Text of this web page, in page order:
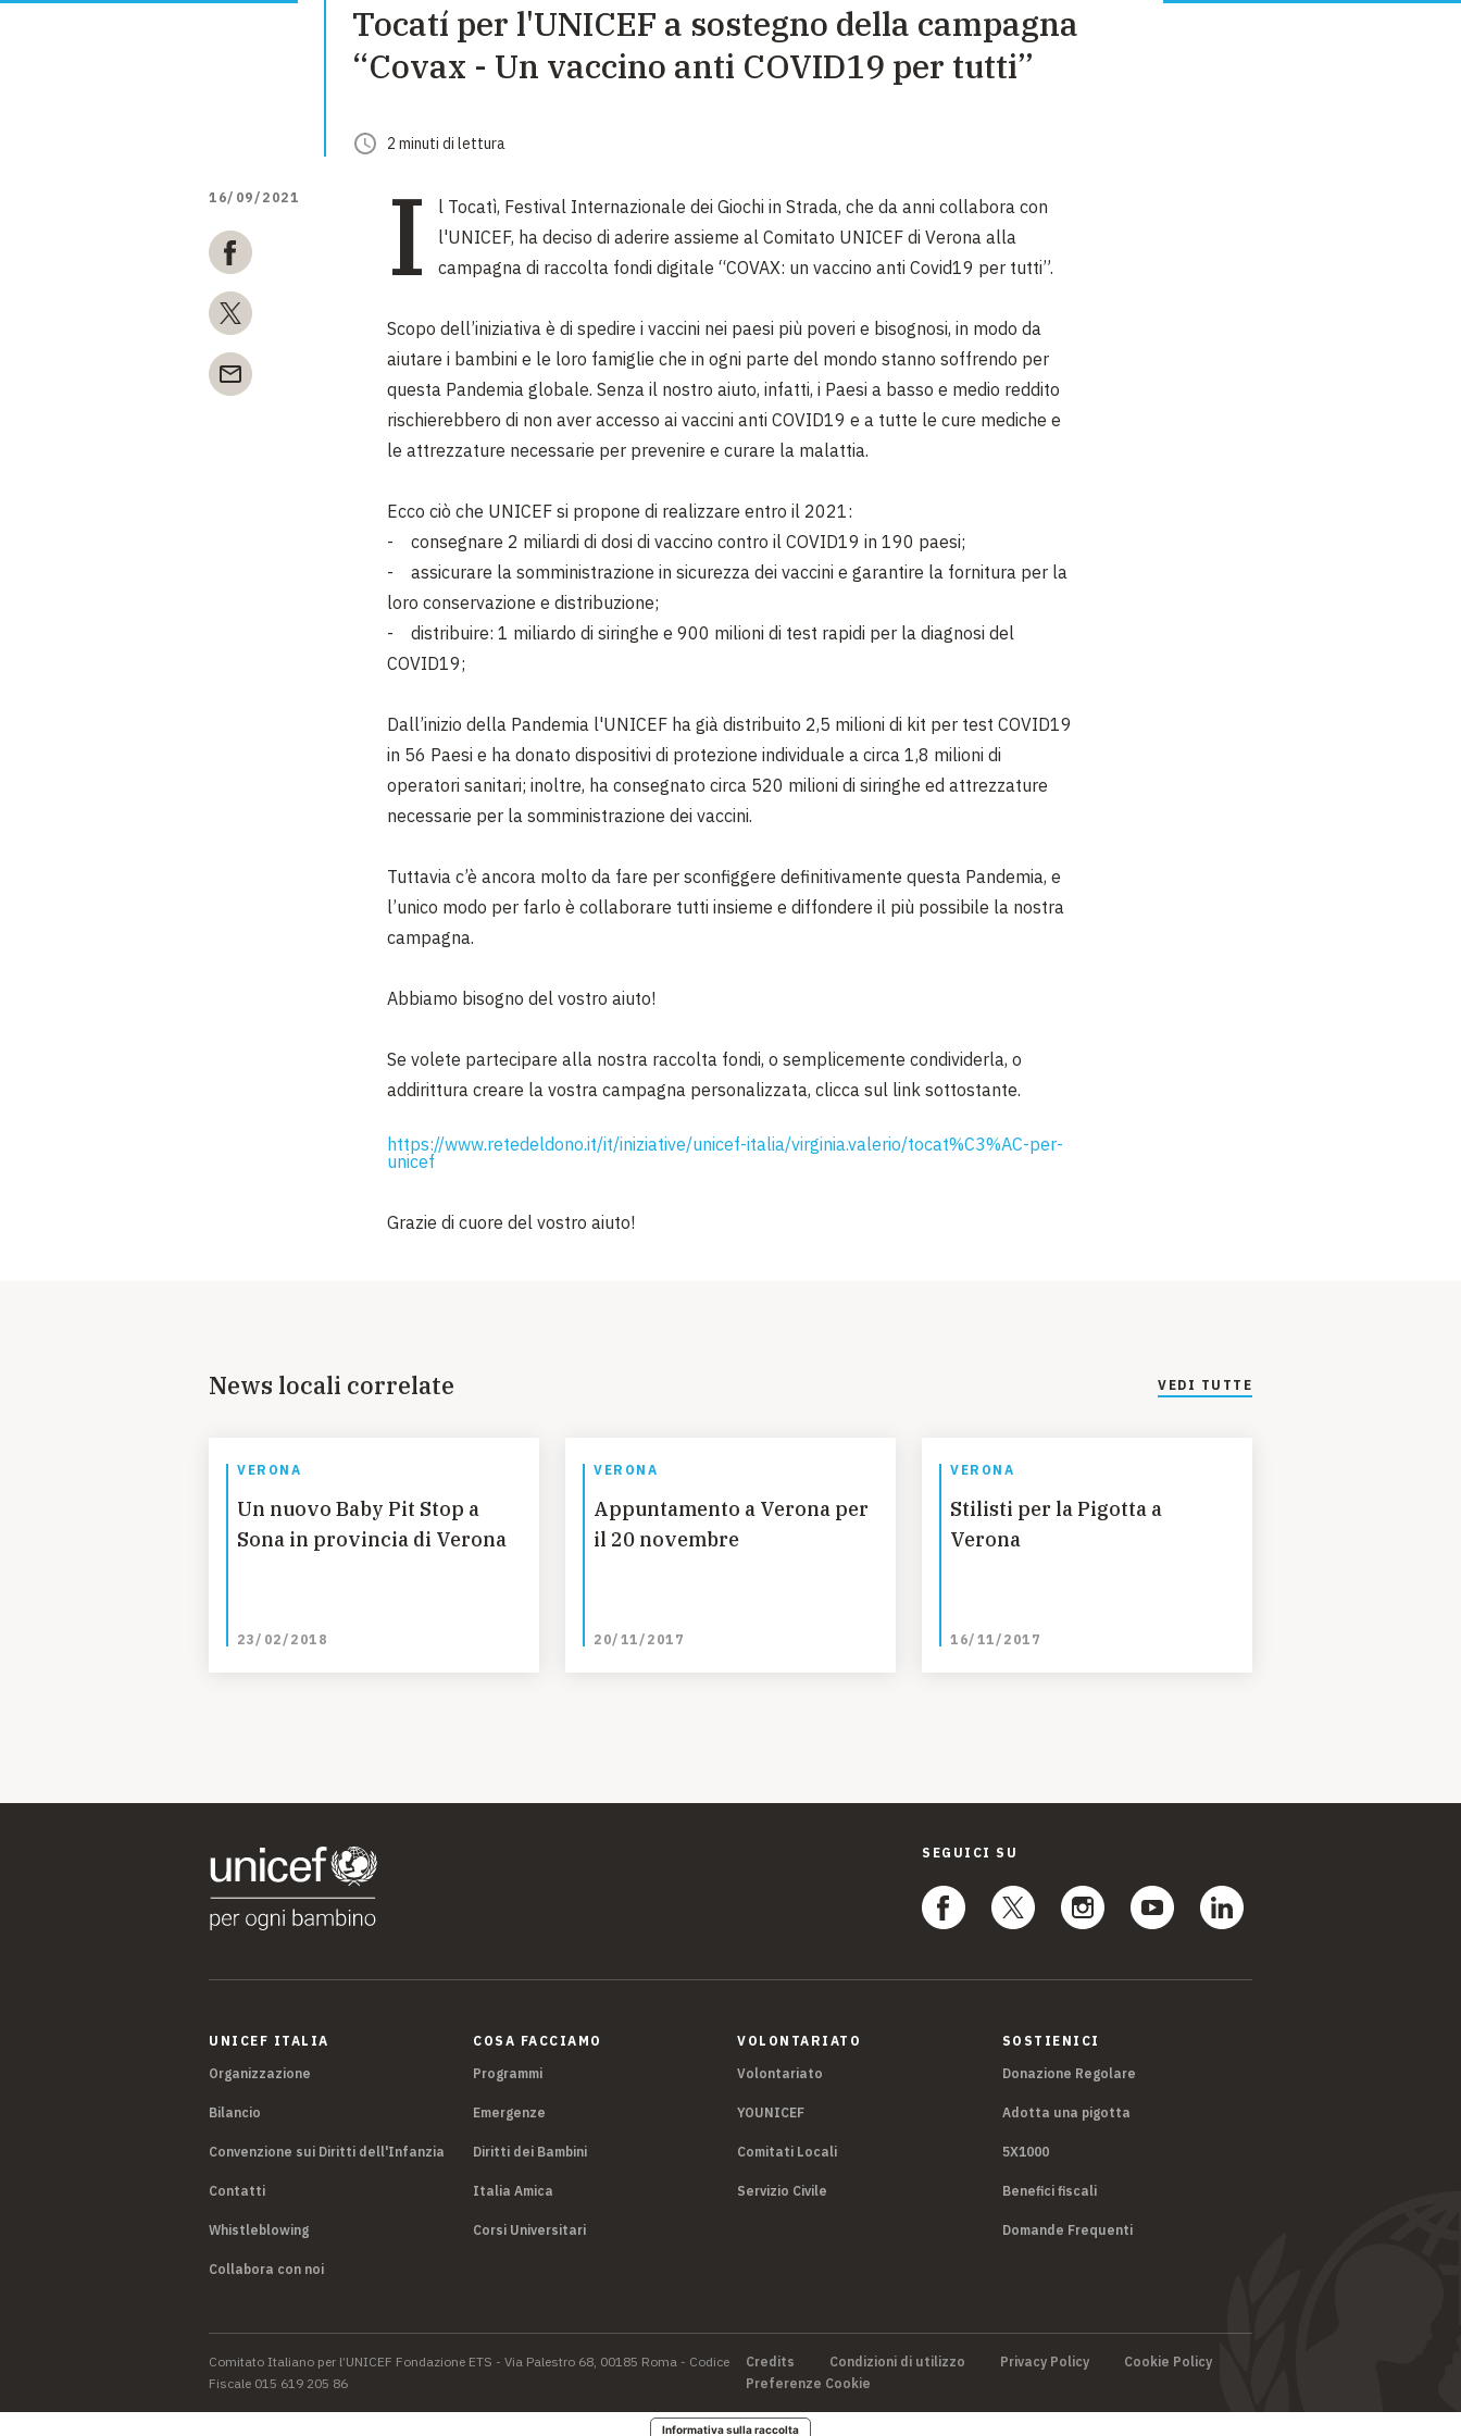
EMERGENZE
GRANDI DONAZIONI
Tocatí per l'UNICEF a sostegno della campagna
“Covax - Un vaccino anti COVID19 per tutti”
2 minuti di lettura
16/09/2021 I
l Tocatì, Festival Internazionale dei Giochi in Strada, che da anni collabora con
l'UNICEF, ha deciso di aderire assieme al Comitato UNICEF di Verona alla
campagna di raccolta fondi digitale “COVAX: un vaccino anti Covid19 per tutti”.
Scopo dell’iniziativa è di spedire i vaccini nei paesi più poveri e bisognosi, in modo da
aiutare i bambini e le loro famiglie che in ogni parte del mondo stanno soffrendo per
questa Pandemia globale. Senza il nostro aiuto, infatti, i Paesi a basso e medio reddito
rischierebbero di non aver accesso ai vaccini anti COVID19 e a tutte le cure mediche e
le attrezzature necessarie per prevenire e curare la malattia.
Ecco ciò che UNICEF si propone di realizzare entro il 2021:
- consegnare 2 miliardi di dosi di vaccino contro il COVID19 in 190 paesi;
- assicurare la somministrazione in sicurezza dei vaccini e garantire la fornitura per la
loro conservazione e distribuzione;
- distribuire: 1 miliardo di siringhe e 900 milioni di test rapidi per la diagnosi del
COVID19;
Dall’inizio della Pandemia l'UNICEF ha già distribuito 2,5 milioni di kit per test COVID19
in 56 Paesi e ha donato dispositivi di protezione individuale a circa 1,8 milioni di
operatori sanitari; inoltre, ha consegnato circa 520 milioni di siringhe ed attrezzature
necessarie per la somministrazione dei vaccini.
Tuttavia c’è ancora molto da fare per sconfiggere definitivamente questa Pandemia, e
l’unico modo per farlo è collaborare tutti insieme e diffondere il più possibile la nostra
campagna.
Abbiamo bisogno del vostro aiuto!
Se volete partecipare alla nostra raccolta fondi, o semplicemente condividerla, o
addirittura creare la vostra campagna personalizzata, clicca sul link sottostante.
https://www.retedeldono.it/it/iniziative/unicef-italia/virginia.valerio/tocat%C3%AC-per-
unicef
Grazie di cuore del vostro aiuto!
News locali correlate VEDI TUTTE
VERONA
Un nuovo Baby Pit Stop a
Sona in provincia di Verona
23/02/2018
VERONA
Appuntamento a Verona per
il 20 novembre
20/11/2017
VERONA
Stilisti per la Pigotta a
Verona
16/11/2017
SEGUICI SU
UNICEF ITALIA
Organizzazione
Bilancio
Convenzione sui Diritti dell'Infanzia
Contatti
Whistleblowing
Collabora con noi
COSA FACCIAMO
Programmi
Emergenze
Diritti dei Bambini
Italia Amica
Corsi Universitari
VOLONTARIATO
Volontariato
YOUNICEF
Comitati Locali
Servizio Civile
SOSTIENICI
Donazione Regolare
Adotta una pigotta
5X1000
Benefici fiscali
Domande Frequenti
Credits Condizioni di utilizzo Privacy Policy
Cookie Policy
Preferenze Cookie
Comitato Italiano per l’UNICEF Fondazione ETS - Via Palestro 68, 00185 Roma - Codice
Fiscale 015 619 205 86
Informativa sulla raccolta